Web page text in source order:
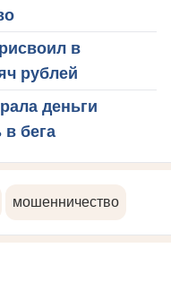
в
рублей
деньги
в бега
мошенничество